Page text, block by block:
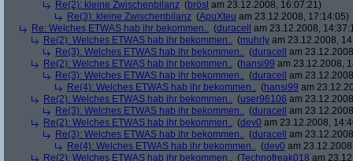
Re(2): kleine Zwischenbilanz (brösl am 23.12.2008, 16:07:21)
Re(3): kleine Zwischenbilanz (ApuXteu am 23.12.2008, 17:14:05)
Re: Welches ETWAS hab ihr bekommen.. (duracell
am 23.12.2008,
Re(2): Welches ETWAS hab ihr bekommen.. (muhrly am 23.12.2008,
Re(3): Welches ETWAS hab ihr bekommen.. (duracell
am
Re(2): Welches ETWAS hab ihr bekommen.. (hansi99 am 23.12.2008,
Re(3): Welches ETWAS hab ihr bekommen.. (duracell
am
Re(4): Welches ETWAS hab ihr bekommen.. (hansi99 am
Re(2): Welches ETWAS hab ihr bekommen.. (user96106 am
Re(3): Welches ETWAS hab ihr bekommen.. (duracell
am
Re(2): Welches ETWAS hab ihr bekommen.. (dev0 am 23.12.2008,
Re(3): Welches ETWAS hab ihr bekommen.. (duracell
am
Re(4): Welches ETWAS hab ihr bekommen.. (dev0 am
Re(2): Welches ETWAS hab ihr bekommen.. (Technofreak018 am